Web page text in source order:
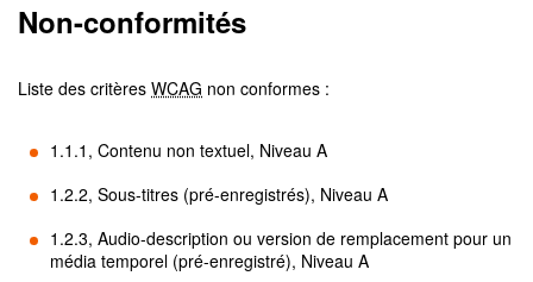
Non-conformités
Liste des critères WCAG non conformes :
1.1.1, Contenu non textuel, Niveau A
1.2.2, Sous-titres (pré-enregistrés), Niveau A
1.2.3, Audio-description ou version de remplacement pour un
média temporel (pré-enregistré), Niveau A